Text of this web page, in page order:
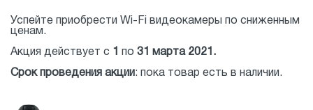
Успейте приобрести Wi-Fi видеокамеры по сниженным
ценам.
Акция действует с 1 по 31 марта 2021.
Срок проведения акции: пока товар есть в наличии.